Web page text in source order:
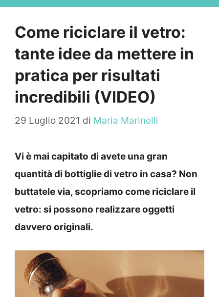
Come riciclare il vetro:
tante idee da mettere in
pratica per risultati
incredibili (VIDEO)
29 Luglio 2021 di Maria Marinelli
Vi è mai capitato di avete una gran
quantità di bottiglie di vetro in casa? Non
buttatele via, scopriamo come riciclare il
vetro: si possono realizzare oggetti
davvero originali.